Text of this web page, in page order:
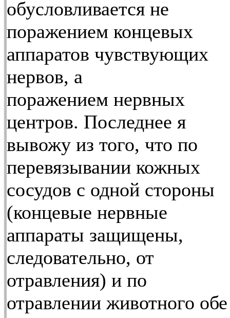
обусловливается не
поражением концевых
аппаратов чувствующих
нервов, а
поражением нервных
центров. Последнее я
вывожу из того, что по
перевязывании кожных
сосудов с одной стороны
(концевые нервные
аппараты защищены,
следовательно, от
отравления) и по
отравлении животного обе